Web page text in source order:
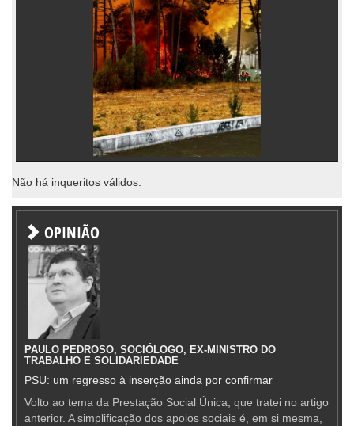
Não há inqueritos válidos.
OPINIÃO
PAULO PEDROSO, SOCIÓLOGO, EX-MINISTRO DO
TRABALHO E SOLIDARIEDADE
PSU: um regresso à inserção ainda por confirmar
Volto ao tema da Prestação Social Única, que tratei no artigo
anterior. A simplificação dos apoios sociais é, em si mesma,